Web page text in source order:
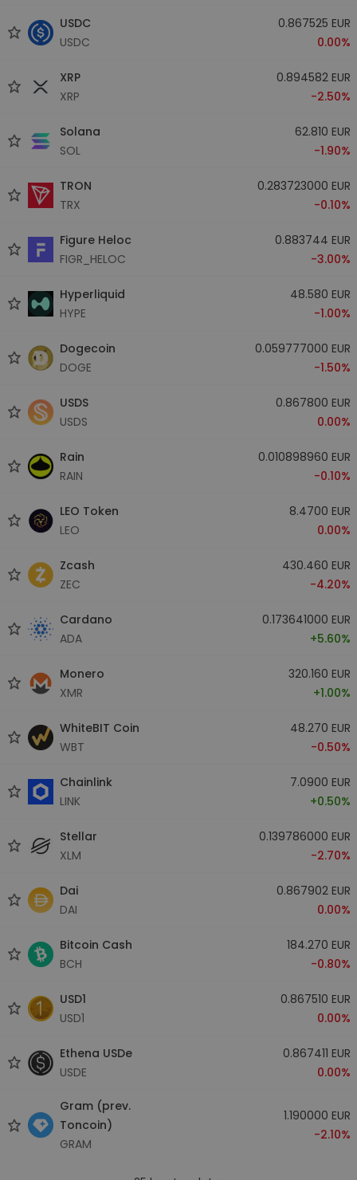
USDC
USDC
0.867525 EUR
0.00%
XRP
XRP
0.894582 EUR
-2.50%
Solana
SOL
62.810 EUR
-1.90%
TRON
TRX
0.283723000 EUR
-0.10%
Figure Heloc
FIGR_HELOC
0.883744 EUR
-3.00%
Hyperliquid
HYPE
48.580 EUR
-1.00%
Dogecoin
DOGE
0.059777000 EUR
-1.50%
USDS
USDS
0.867800 EUR
0.00%
Rain
RAIN
0.010898960 EUR
-0.10%
LEO Token
LEO
8.4700 EUR
0.00%
Zcash
ZEC
430.460 EUR
-4.20%
Cardano
ADA
0.173641000 EUR
+5.60%
Monero
XMR
320.160 EUR
+1.00%
WhiteBIT Coin
WBT
48.270 EUR
-0.50%
Chainlink
LINK
7.0900 EUR
+0.50%
Stellar
XLM
0.139786000 EUR
-2.70%
Dai
DAI
0.867902 EUR
0.00%
Bitcoin Cash
BCH
184.270 EUR
-0.80%
USD1
USD1
0.867510 EUR
0.00%
Ethena USDe
USDE
0.867411 EUR
0.00%
Gram (prev.
Toncoin)
GRAM
1.190000 EUR
-2.10%